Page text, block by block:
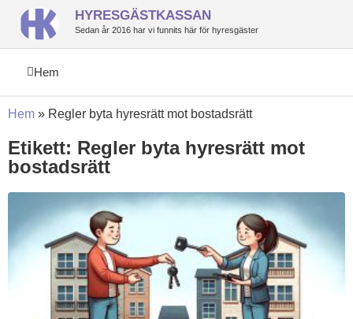
HYRESGÄSTKASSAN
Sedan år 2016 har vi funnits här för hyresgäster
Hem
Hem » Regler byta hyresrätt mot bostadsrätt
Etikett: Regler byta hyresrätt mot
bostadsrätt